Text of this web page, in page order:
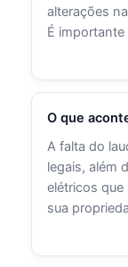
alterações
É importante
O que
A falta do
legais, além
elétricos que
sua